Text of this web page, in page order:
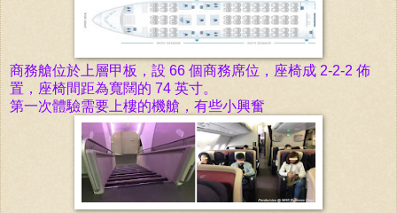
商務艙位於上層甲板， 設 66 個商務席位，座椅成 2-2-2 佈
置， 座椅間距為寬闊的 74 英寸。
第一次體驗需要上樓的機艙 ，有些小興奮